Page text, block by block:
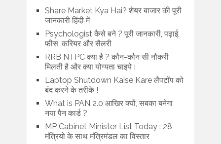
Share Market Kya Hai? शेयर बाजार की पूरी
जानकारी हिंदी में
Psychologist कैसे बने ? पूरी जानकारी, पढ़ाई,
फीस, करियर और सैलरी
RRB NTPC क्या है ? कौन-कौन सी नौकरी
मिलती है और क्या योग्यता चाइये।
Laptop Shutdown Kaise Kare लैपटॉप को
बंद करने के तरीके !
What is PAN 2.0 आखिर क्यों, सबका बनेगा
नया पैन कार्ड ?
MP Cabinet Minister List Today : 28
मंत्रियो के साथ मंत्रिमंडल का विस्तार